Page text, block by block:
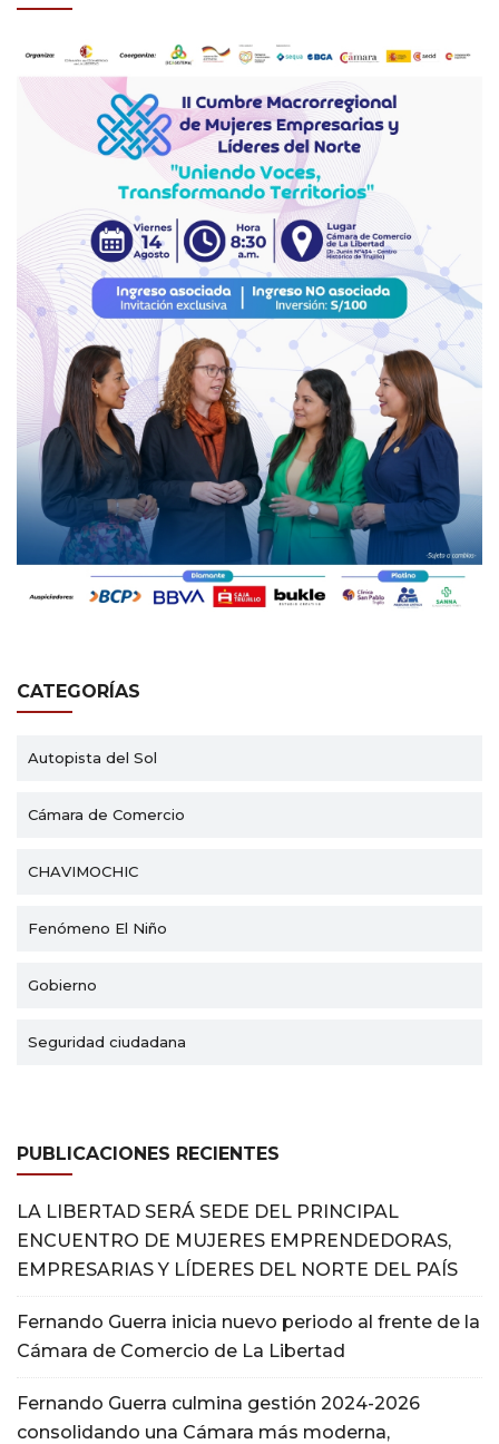
CATEGORÍAS
Autopista del Sol
Cámara de Comercio
CHAVIMOCHIC
Fenómeno El Niño
Gobierno
Seguridad ciudadana
PUBLICACIONES RECIENTES
LA LIBERTAD SERÁ SEDE DEL PRINCIPAL
ENCUENTRO DE MUJERES EMPRENDEDORAS,
EMPRESARIAS Y LÍDERES DEL NORTE DEL PAÍS
Fernando Guerra inicia nuevo periodo al frente de la
Cámara de Comercio de La Libertad
Fernando Guerra culmina gestión 2024-2026
consolidando una Cámara más moderna,